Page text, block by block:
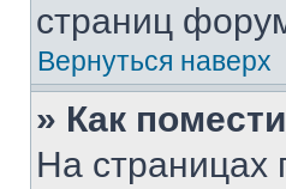
страниц
Вернуться наверх
» Как
На страницах